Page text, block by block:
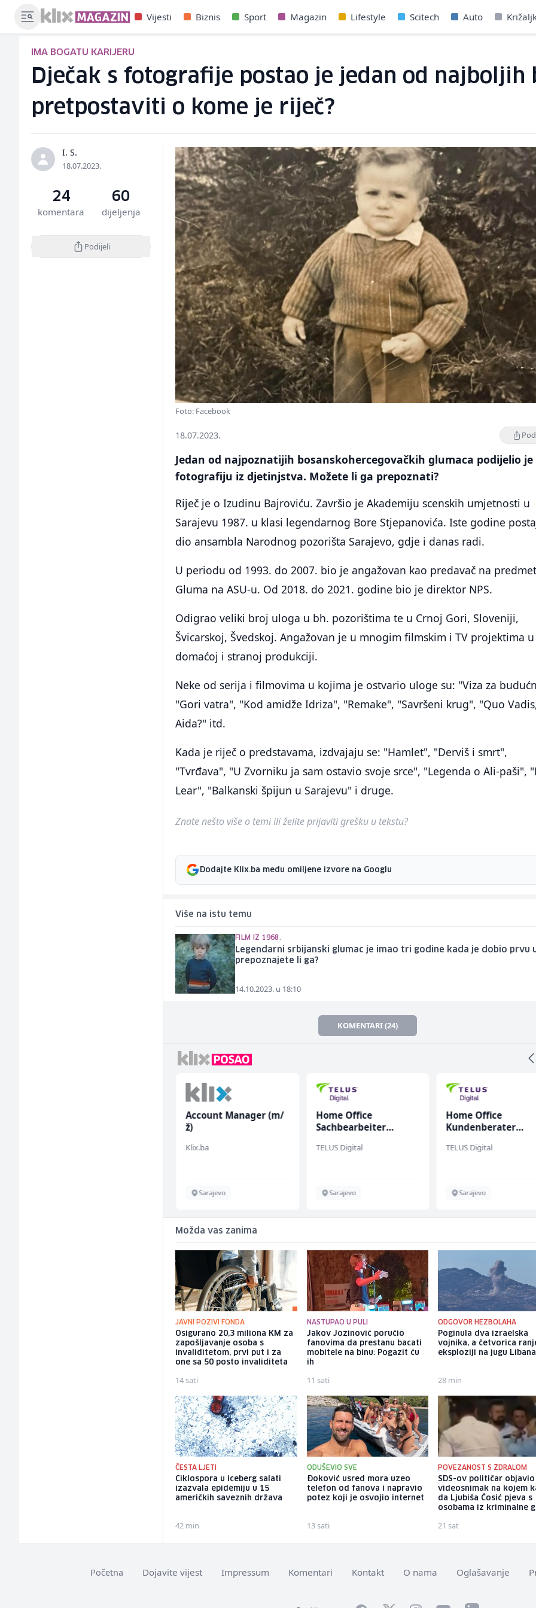
Vijesti Biznis Sport Magazin Lifestyle Scitech Auto
IMA BOGATU KARIJERU
Dječak s fotografije postao je jedan od najboljih
pretpostaviti o kome je riječ?
I. S.
18.07.2023.
24
komentara
60
dijeljenja
Podijeli
Foto: Facebook
18.07.2023.
Jedan od najpoznatijih bosanskohercegovačkih glumaca podijelio je
fotografiju iz djetinjstva. Možete li ga prepoznati?
Riječ je o Izudinu Bajroviću. Završio je Akademiju scenskih umjetnosti u
Sarajevu 1987. u klasi legendarnog Bore Stjepanovića. Iste godine
dio ansambla Narodnog pozorišta Sarajevo, gdje i danas radi.
U periodu od 1993. do 2007. bio je angažovan kao predavač na
Gluma na ASU-u. Od 2018. do 2021. godine bio je direktor NPS.
Odigrao veliki broj uloga u bh. pozorištima te u Crnoj Gori, Sloveniji,
Švicarskoj, Švedskoj. Angažovan je u mnogim filmskim i TV projektima u
domaćoj i stranoj produkciji.
Neke od serija i filmovima u kojima je ostvario uloge su: "Viza za
"Gori vatra", "Kod amidže Idriza", "Remake", "Savršeni krug", "Quo
Aida?" itd.
Kada je riječ o predstavama, izdvajaju se: "Hamlet", "Derviš i smrt",
"Tvrđava", "U Zvorniku ja sam ostavio svoje srce", "Legenda o Ali-paši",
Lear", "Balkanski špijun u Sarajevu" i druge.
Znate nešto više o temi ili želite prijaviti grešku u tekstu?
Dodajte Klix.ba među omiljene izvore na Googlu
Više na istu temu
FILM IZ 1968.
Legendarni srbijanski glumac je imao tri godine kada je dobio prvu
prepoznajete li ga?
14.10.2023. u 18:10
KOMENTARI (24)
Account Manager (m/
ž)
Klix.ba
Sarajevo
Home Office
Sachbearbeiter
bekannten deutschen
TELUS Digital
Sarajevo
Home Office
Kundenberater
TELUS Digital
Sarajevo
Možda vas zanima
JAVNI POZIVI FONDA
Osigurano 20,3 miliona KM za
zapošljavanje osoba s
invaliditetom, prvi put i za
one sa 50 posto invaliditeta
14 sati
NASTUPAO U PULI
Jakov Jozinović poručio
fanovima da prestanu bacati
mobitele na binu: Pogazit ću
ih
11 sati
ODGOVOR HEZBOLAHA
Poginula dva izraelska
vojnika, a četvorica
eksploziji na jugu Libana
28 min
ČESTA LJETI
Ciklospora u iceberg salati
izazvala epidemiju u 15
američkih saveznih država
42 min
ODUŠEVIO SVE
Đoković usred mora uzeo
telefon od fanova i napravio
potez koji je osvojio internet
13 sati
POVEZANOST S ŽDRALOM
SDS-ov političar objavio
videosnimak na kojem
da Ljubiša Ćosić pjeva s
osobama iz kriminalne
21 sat
Početna Dojavite vijest Impressum Komentari Kontakt O nama Oglašavanje